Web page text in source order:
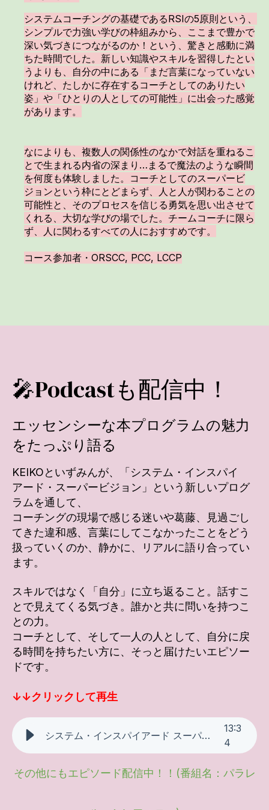
システムコーチングの基礎であるRSIの5原則という、
シンプルで力強い学びの枠組みから、ここまで豊かで
深い気づきにつながるのか！という、驚きと感動に満
ちた時間でした。新しい知識やスキルを習得したとい
うよりも、自分の中にある「まだ言葉になっていない
けれど、たしかに存在するコーチとしてのありたい
姿」や「ひとりの人としての可能性」に出会った感覚
があります。
なによりも、複数人の関係性のなかで対話を重ねるこ
とで生まれる内省の深まり…まるで魔法のような瞬間
を何度も体験しました。コーチとしてのスーパービ
ジョンという枠にとどまらず、人と人が関わることの
可能性と、そのプロセスを信じる勇気を思い出させて
くれる、大切な学びの場でした。チームコーチに限ら
ず、人に関わるすべての人におすすめです。
コース参加者・ORSCC, PCC, LCCP
🎤Podcastも配信中！
エッセンシーな本プログラムの魅力
をたっぷり語る
KEIKOといずみんが、「システム・インスパイ
アード・スーパービジョン」という新しいプログ
ラムを通して、
コーチングの現場で感じる迷いや葛藤、見過ごし
てきた違和感、言葉にしてこなかったことをどう
扱っていくのか、静かに、リアルに語り合ってい
ます。
スキルではなく「自分」に立ち返ること。話すこ
とで見えてくる気づき。誰かと共に問いを持つこ
との力。
コーチとして、そして一人の人として、自分に戻
る時間を持ちたい方に、そっと届けたいエピソー
ドです。
↓↓クリックして再生
システム・インスパイアード スーパービジョンとは?
13:3
4
その他にもエピソード配信中！！(番組名：パラレ